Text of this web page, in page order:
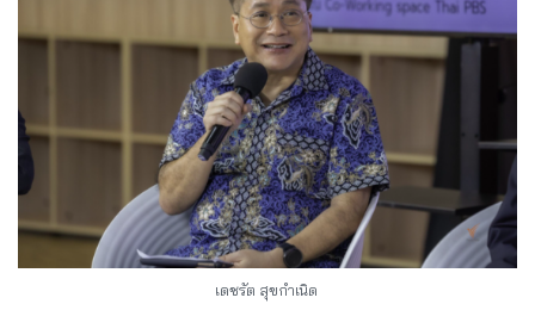
เดชรัต สุขกำเนิด